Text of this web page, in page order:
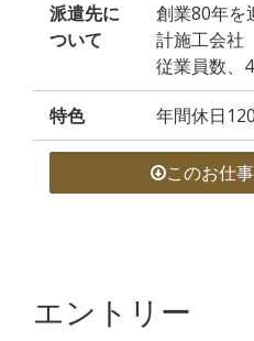
派遣先に
ついて
創業80年を
計施工会社
従業員数、
特色 年間休日
このお仕
エントリー